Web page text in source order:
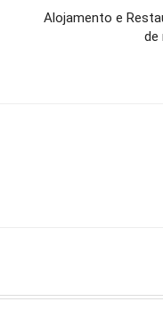
Alojamento e
de